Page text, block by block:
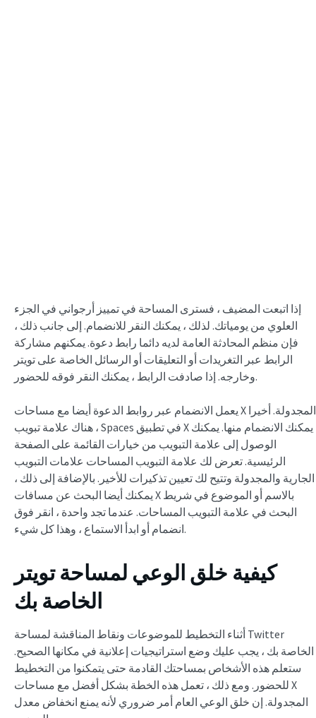
إذا اتبعت المضيف ، فسترى المساحة في تمييز أرجواني في الجزء
العلوي من يومياتك. لذلك ، يمكنك النقر للانضمام. إلى جانب ذلك ،
فإن منظم المحادثة العامة لديه دائما رابط دعوة. يمكنهم مشاركة
الرابط عبر التغريدات أو التعليقات أو الرسائل الخاصة على تويتر
وخارجه. إذا صادفت الرابط ، يمكنك النقر فوقه للحضور.
يعمل الانضمام عبر روابط الدعوة أيضا مع مساحات X المجدولة. أخيرا
، هناك علامة تبويب Spaces في تطبيق X يمكنك الانضمام منها. يمكنك
الوصول إلى علامة التبويب من خيارات القائمة على الصفحة
الرئيسية. تعرض لك علامة التبويب المساحات علامات التبويب
الجارية والمجدولة وتتيح لك تعيين تذكيرات للأخير. بالإضافة إلى ذلك ،
يمكنك أيضا البحث عن مسافات X بالاسم أو الموضوع في شريط
البحث في علامة التبويب المساحات. عندما تجد واحدة ، انقر فوق
انضمام أو ابدأ الاستماع ، وهذا كل شيء.
كيفية خلق الوعي لمساحة تويتر
الخاصة بك
أثناء التخطيط للموضوعات ونقاط المناقشة لمساحة Twitter
الخاصة بك ، يجب عليك وضع استراتيجيات إعلانية في مكانها الصحيح.
ستعلم هذه الأشخاص بمساحتك القادمة حتى يتمكنوا من التخطيط
للحضور. ومع ذلك ، تعمل هذه الخطة بشكل أفضل مع مساحات X
المجدولة. إن خلق الوعي العام أمر ضروري لأنه يمنع انخفاض معدل